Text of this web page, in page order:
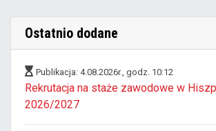
Ostatnio dodane
Publikacja: 4.08.2026r., godz. 10:12
Rekrutacja na staże zawodowe w
2026/2027